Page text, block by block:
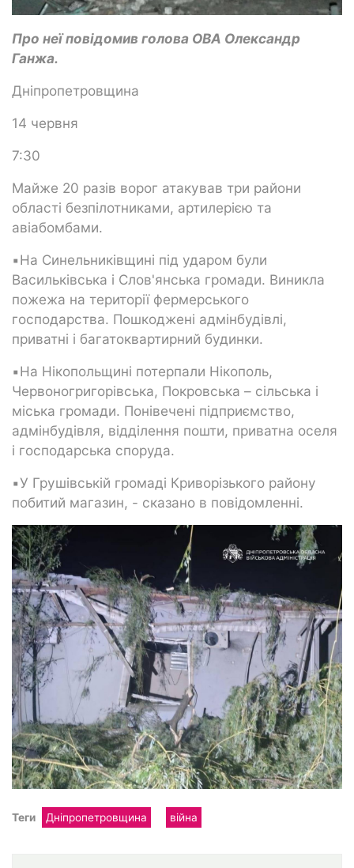
Про неї повідомив голова ОВА Олександр
Ганжа.
Дніпропетровщина
14 червня
7:30
Майже 20 разів ворог атакував три райони
області безпілотниками, артилерією та
авіабомбами.
▪️На Синельниківщині під ударом були
Васильківська і Слов'янська громади. Виникла
пожежа на території фермерського
господарства. Пошкоджені адмінбудівлі,
приватні і багатоквартирний будинки.
▪️На Нікопольщині потерпали Нікополь,
Червоногригорівська, Покровська – сільська і
міська громади. Понівечені підприємство,
адмінбудівля, відділення пошти, приватна оселя
і господарська споруда.
▪️У Грушівській громаді Криворізького району
побитий магазин, - сказано в повідомленні.
Теги Дніпропетровщина війна